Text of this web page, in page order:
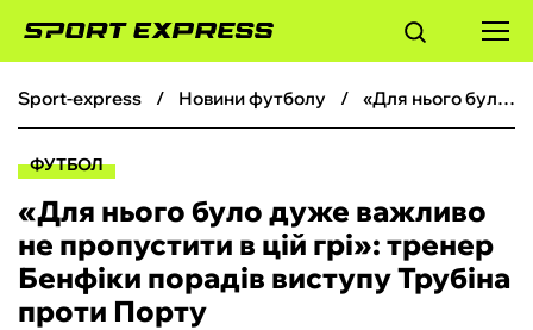
ФУТБОЛ
БОКС
ХОКЕЙ
sport-express новини футболу «Для нього було дуже важливо не пропустити в цій грі»: тренер Бенфіки порадів виступу Трубіна проти Порту
ФУТБОЛ
«Для нього було дуже важливо
не пропустити в цій грі»: тренер
Бенфіки порадів виступу Трубіна
проти Порту